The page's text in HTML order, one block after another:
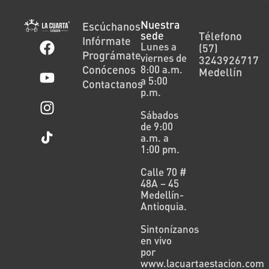
Escúchanos
Infórmate
Prográmate
Conócenos
Contactanos
Nuestra
sede
Lunes a
viernes de
8:00 a.m.
a 5:00
p.m.
Sábados
de 9:00
a.m. a
1:00 pm.
Calle 70 #
48A – 45
Medellín-
Antioquia.
Sintonízanos
en vivo
por
www.lacuartaestacion.com
Télefono
(57)
3243926717
Medellín